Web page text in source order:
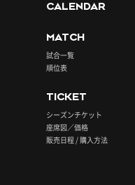
CALENDAR
MATCH
試合一覧
順位表
TICKET
シーズンチケット
座席図／価格
販売日程 / 購入方法